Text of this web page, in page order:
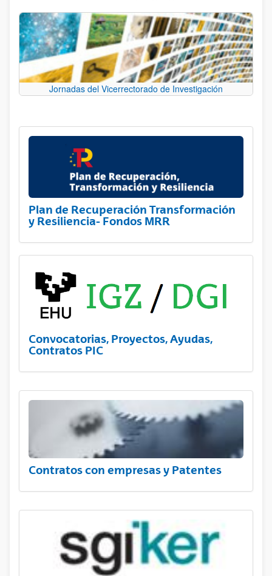
Jornadas del Vicerrectorado de Investigación
Plan de Recuperación Transformación
y Resiliencia- Fondos MRR
Convocatorias, Proyectos, Ayudas,
Contratos PIC
Contratos con empresas y Patentes